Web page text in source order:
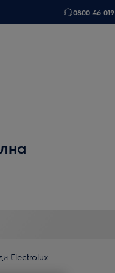
0800 46 019
Electrolux